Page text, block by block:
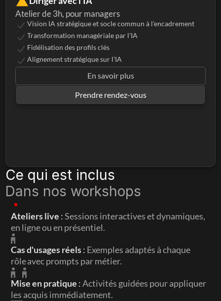
Atelier de 3h, pour managers
Vision IA stratégique et socle commun à l'encadrement
Transformation managériale par l'IA
Fidélisation des profils clés
Alignement stratégique sur l'IA
En savoir plus
Prendre rendez-vous
Ce qui est inclus
Dans nos workshops
Ateliers live : Sessions interactives et dynamiques,
en ligne ou en présentiel.
Cas d'usages réels : Exemples adaptés à chaque
rôle avec prompts par métier.
Mise en pratique : Activités guidées pour appliquer
les acquis immédiatement.